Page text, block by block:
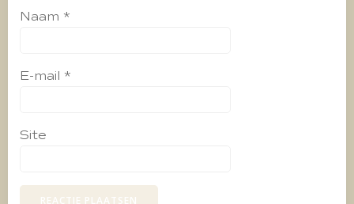
Naam *
E-mail *
Site